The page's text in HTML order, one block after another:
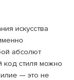
искусства
абсолют
код стиля можно
— это не